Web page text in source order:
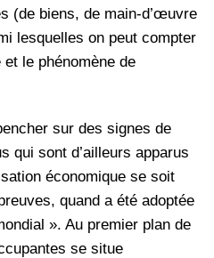
(de biens, de main-d’œuvre
lesquelles on peut compter
le phénomène de
sur des signes de
qui sont d’ailleurs apparus
économique se soit
quand a été adoptée
». Au premier plan de
se situe